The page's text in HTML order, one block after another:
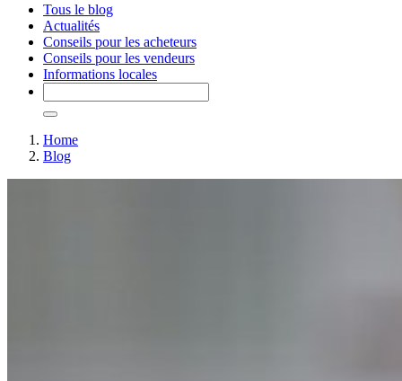
Tous le blog
Actualités
Conseils pour les acheteurs
Conseils pour les vendeurs
Informations locales
Home
Blog